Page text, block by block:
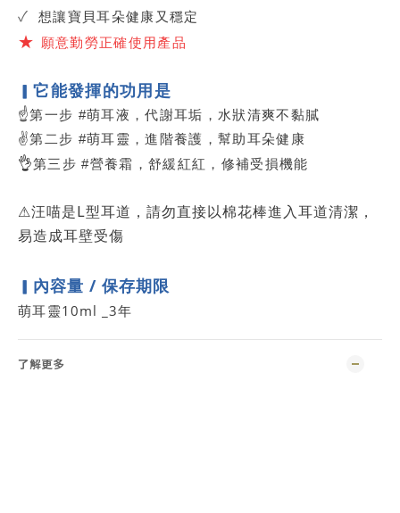
✓ 想讓寶貝耳朵健康又穩定
★ 願意勤勞正確使用產品
▎它能發揮的功用是
☝第一步 #萌耳液，代謝耳垢，水狀清爽不黏膩
✌第二步 #萌耳靈，進階養護，幫助耳朵健康
👌第三步 #營養霜，舒緩紅紅，修補受損機能
⚠汪喵是L型耳道，請勿直接以棉花棒進入耳道清潔，
易造成耳壁受傷
▎ 內容量 /保存期限
萌耳靈10ml _3年
了解更多